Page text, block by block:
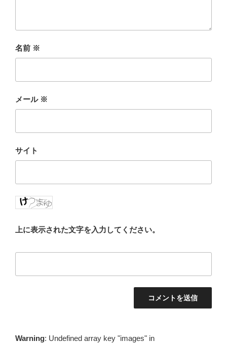
名前 ※
メール ※
サイト
上に表示された文字を入力してください。
Warning: Undefined array key "images" in